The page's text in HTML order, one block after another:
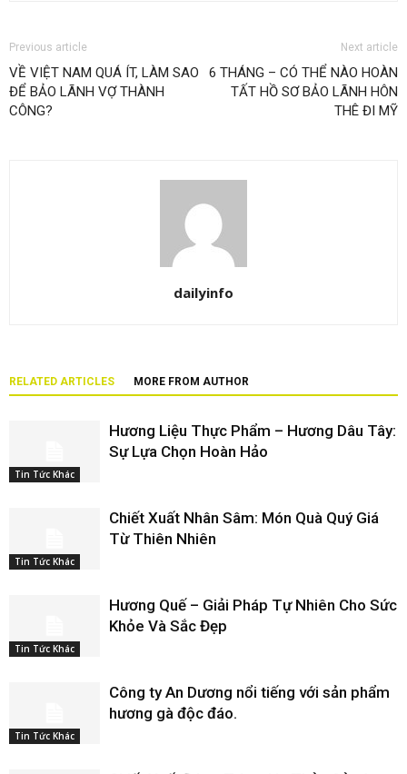
Previous article
VỀ VIỆT NAM QUÁ ÍT, LÀM SAO
ĐỂ BẢO LÃNH VỢ THÀNH
CÔNG?
Next article
6 THÁNG – CÓ THỂ NÀO HOÀN
TẤT HỒ SƠ BẢO LÃNH HÔN
THÊ ĐI MỸ
dailyinfo
RELATED ARTICLES MORE FROM AUTHOR
Tin Tức Khác
Hương Liệu Thực Phẩm – Hương Dâu Tây:
Sự Lựa Chọn Hoàn Hảo
Tin Tức Khác
Chiết Xuất Nhân Sâm: Món Quà Quý Giá
Từ Thiên Nhiên
Tin Tức Khác
Hương Quế – Giải Pháp Tự Nhiên Cho Sức
Khỏe Và Sắc Đẹp
Tin Tức Khác
Công ty An Dương nổi tiếng với sản phẩm
hương gà độc đáo.